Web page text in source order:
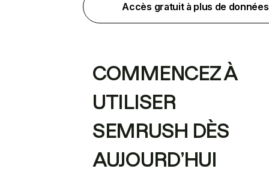
Accès gratuit à plus de données
COMMENCEZ À
UTILISER
SEMRUSH DÈS
AUJOURD’HUI